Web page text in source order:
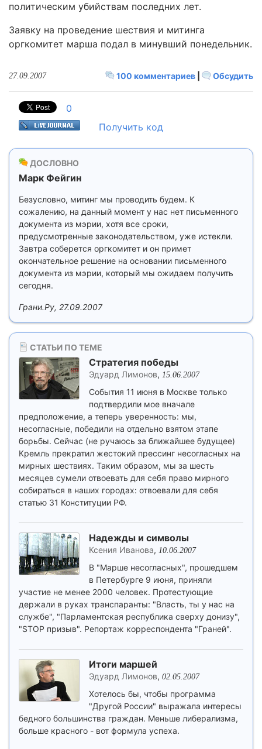
политическим убийствам последних лет.
Заявку на проведение шествия и митинга
оргкомитет марша подал в минувший понедельник.
100 комментариев Обсудить
27.09.2007
0
Получить код
ДОСЛОВНО
Марк Фейгин
Безусловно, митинг мы проводить будем. К
сожалению, на данный момент у нас нет письменного
документа из мэрии, хотя все сроки,
предусмотренные законодательством, уже истекли.
Завтра соберется оргкомитет и он примет
окончательное решение на основании письменного
документа из мэрии, который мы ожидаем получить
сегодня.
Грани.Ру, 27.09.2007
СТАТЬИ ПО ТЕМЕ
Стратегия победы
Эдуард Лимонов, 15.06.2007
События 11 июня в Москве только
подтвердили мое вначале
предположение, а теперь уверенность: мы,
несогласные, победили на отдельно взятом этапе
борьбы. Сейчас (не ручаюсь за ближайшее будущее)
Кремль прекратил жестокий прессинг несогласных на
мирных шествиях. Таким образом, мы за шесть
месяцев сумели отвоевать для себя право мирного
собираться в наших городах: отвоевали для себя
статью 31 Конституции РФ.
Надежды и символы
Ксения Иванова, 10.06.2007
В "Марше несогласных", прошедшем
в Петербурге 9 июня, приняли
участие не менее 2000 человек. Протестующие
держали в руках транспаранты: "Власть, ты у нас на
службе", "Парламентская республика сверху донизу",
"STOP призыв". Репортаж корреспондента "Граней".
Итоги маршей
Эдуард Лимонов, 02.05.2007
Хотелось бы, чтобы программа
"Другой России" выражала интересы
бедного большинства граждан. Меньше либерализма,
больше красного - вот формула успеха.